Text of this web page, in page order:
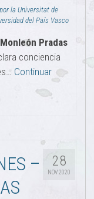
la Universitat de
del País Vasco
Pradas
conciencia
Continuar
28
NOV 2020
–